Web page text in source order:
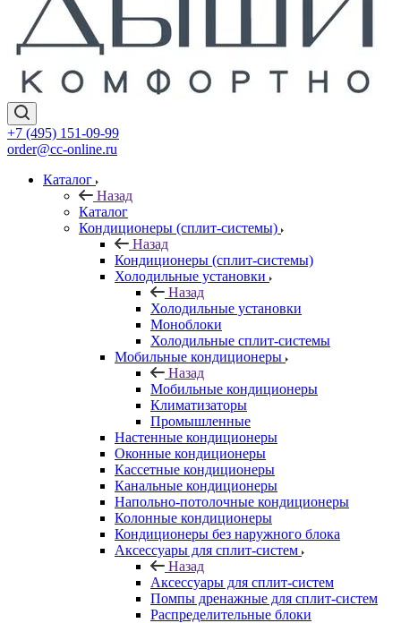
+7 (495) 151-09-99
order@cc-online.ru
Каталог
Назад
Каталог
Кондиционеры (сплит-системы)
Назад
Кондиционеры (сплит-системы)
Холодильные установки
Назад
Холодильные установки
Моноблоки
Холодильные сплит-системы
Мобильные кондиционеры
Назад
Мобильные кондиционеры
Климатизаторы
Промышленные
Настенные кондиционеры
Оконные кондиционеры
Кассетные кондиционеры
Канальные кондиционеры
Напольно-потолочные кондиционеры
Колонные кондиционеры
Кондиционеры без наружного блока
Аксессуары для сплит-систем
Назад
Аксессуары для сплит-систем
Помпы дренажные для сплит-систем
Распределительные блоки